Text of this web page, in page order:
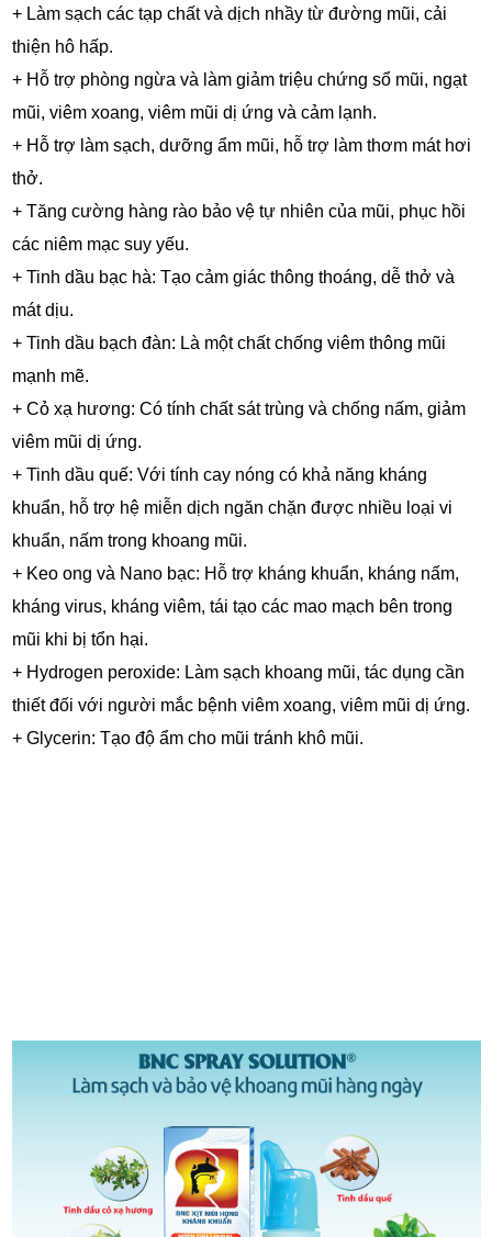
+ Làm sạch các tạp chất và dịch nhầy từ đường mũi, cải
thiện hô hấp.
+ Hỗ trợ phòng ngừa và làm giảm triệu chứng sổ mũi, ngạt
mũi, viêm xoang, viêm mũi dị ứng và cảm lạnh.
+ Hỗ trợ làm sạch, dưỡng ẩm mũi, hỗ trợ làm thơm mát hơi
thở.
+ Tăng cường hàng rào bảo vệ tự nhiên của mũi, phục hồi
các niêm mạc suy yếu.
+ Tinh dầu bạc hà: Tạo cảm giác thông thoáng, dễ thở và
mát dịu.
+ Tinh dầu bạch đàn: Là một chất chống viêm thông mũi
mạnh mẽ.
+ Cỏ xạ hương: Có tính chất sát trùng và chống nấm, giảm
viêm mũi dị ứng.
+ Tinh dầu quế: Với tính cay nóng có khả năng kháng
khuẩn, hỗ trợ hệ miễn dịch ngăn chặn được nhiều loại vi
khuẩn, nấm trong khoang mũi.
+ Keo ong và Nano bạc: Hỗ trợ kháng khuẩn, kháng nấm,
kháng virus, kháng viêm, tái tạo các mao mạch bên trong
mũi khi bị tổn hại.
+ Hydrogen peroxide: Làm sạch khoang mũi, tác dụng cần
thiết đối với người mắc bệnh viêm xoang, viêm mũi dị ứng.
+ Glycerin: Tạo độ ẩm cho mũi tránh khô mũi.